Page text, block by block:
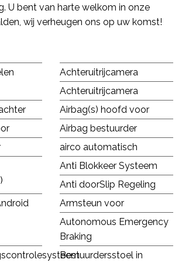
U bent van harte welkom in onze
wij verheugen ons op uw komst!
Achteruitrijcamera
Achteruitrijcamera
Airbag(s) hoofd voor
Airbag bestuurder
airco automatisch
Anti Blokkeer Systeem
Anti doorSlip Regeling
Armsteun voor
Autonomous Emergency
Braking
Bestuurdersstoel in